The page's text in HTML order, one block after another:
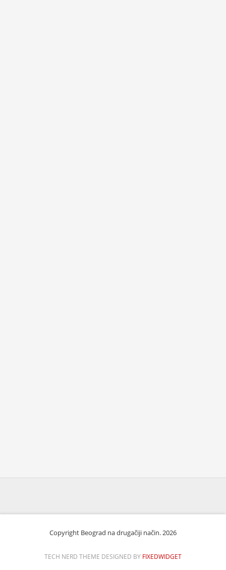
Copyright Beograd na drugačiji način. 2026
TECH NERD THEME DESIGNED BY FIXEDWIDGET